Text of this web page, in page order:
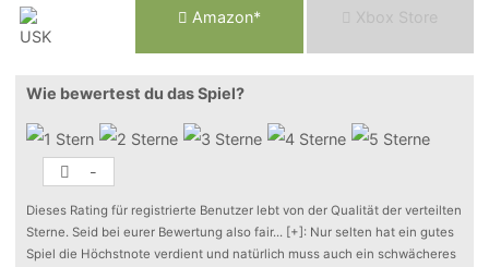
Amazon* Xbox Store
Wie bewertest du das Spiel?
-
Dieses Rating für registrierte Benutzer lebt von der Qualität der verteilten
Sterne. Seid bei eurer Bewertung also fair... [+] : Nur selten hat ein gutes
Spiel die Höchstnote verdient und natürlich muss auch ein schwächeres